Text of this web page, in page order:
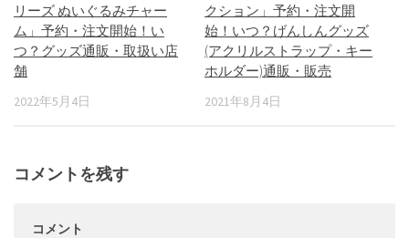
リーズ ぬいぐるみチャー
ム」予約・注文開始！い
つ？グッズ通販・取扱い店
舗
2022年5月4日
クション」予約・注文開
始！いつ？げんしんグッズ
(アクリルストラップ・キー
ホルダー)通販・販売
2021年8月4日
コメントを残す
コメント